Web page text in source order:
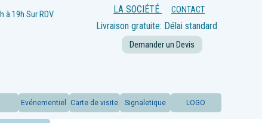
LA SOCIÉTÉ CONTACT
à 19h Sur RDV
Demander un Devis
Livraison gratuite: Délai standard
offert
Evénementiel Carte de visite Signaletique LOGO